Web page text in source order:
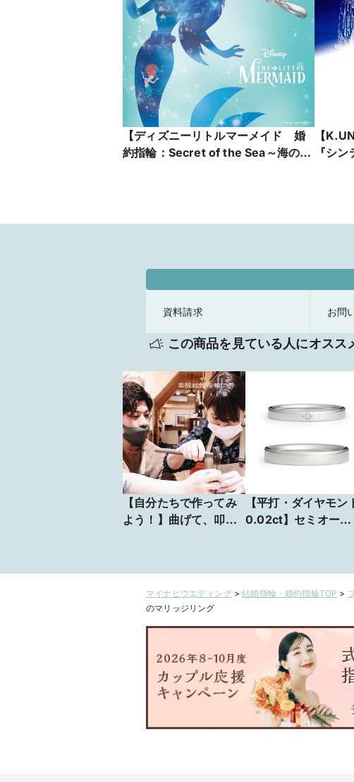
【ディズニーリトルマーメイド 婚
約指輪：Secret of the Sea～海の秘
【
『シ
資料請求 お問
この商品を見ている人にオスス
【自分たちで作ってみ
よう！】曲げて、叩い
【平打・ダイヤモン
0.02ct】セミオー
マイナビウエディング>結婚指輪・婚約指輪TOP >
のマリッジリング